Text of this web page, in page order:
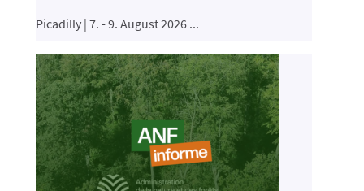
Picadilly | 7. - 9. August 2026 ...